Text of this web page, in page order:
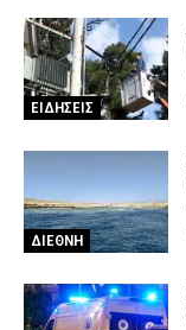
ΕΙΔΗΣΕΙΣ
ΔΙΕΘΝΗ